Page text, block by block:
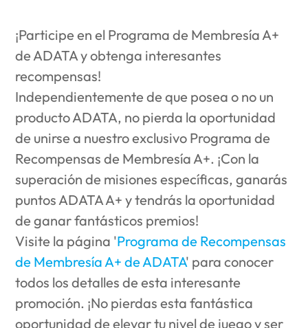
¡Participe en el Programa de Membresía A+
de ADATA y obtenga interesantes
recompensas!
Independientemente de que posea o no un
producto ADATA, no pierda la oportunidad
de unirse a nuestro exclusivo Programa de
Recompensas de Membresía A+. ¡Con la
superación de misiones específicas, ganarás
puntos ADATA A+ y tendrás la oportunidad
de ganar fantásticos premios!
Visite la página 'Programa de Recompensas
de Membresía A+ de ADATA' para conocer
todos los detalles de esta interesante
promoción. ¡No pierdas esta fantástica
oportunidad de elevar tu nivel de juego y ser